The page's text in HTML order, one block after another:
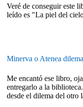
Veré de conseguir este
leído es "La piel del
Minerva o Atenea
Me encantó ese libro,
entregarlo a la
desde el dilema del otro